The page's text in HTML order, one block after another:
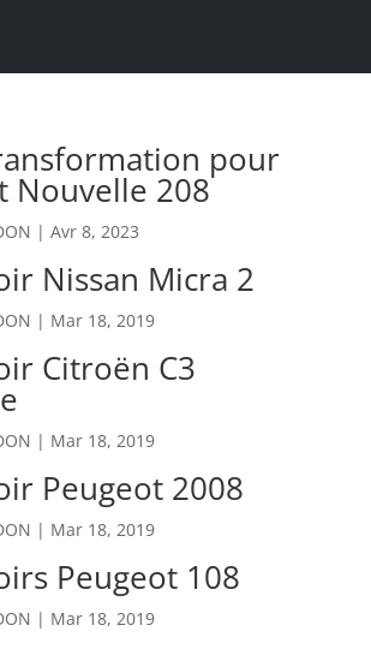
pour
Nouvelle 208
| Avr 8, 2023
Nissan Micra 2
| Mar 18, 2019
Citroën C3
| Mar 18, 2019
Peugeot 2008
| Mar 18, 2019
Peugeot 108
| Mar 18, 2019